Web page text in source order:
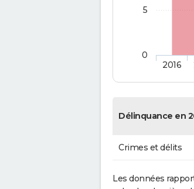
2016
0
5
Délinquance en
Crimes et délits
Les données